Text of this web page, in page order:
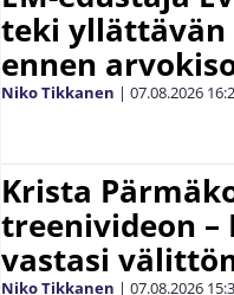
teki
ennen
Niko Tikkanen | 07.08.2026
Krista
treenivideon
vastasi
Niko Tikkanen | 07.08.2026